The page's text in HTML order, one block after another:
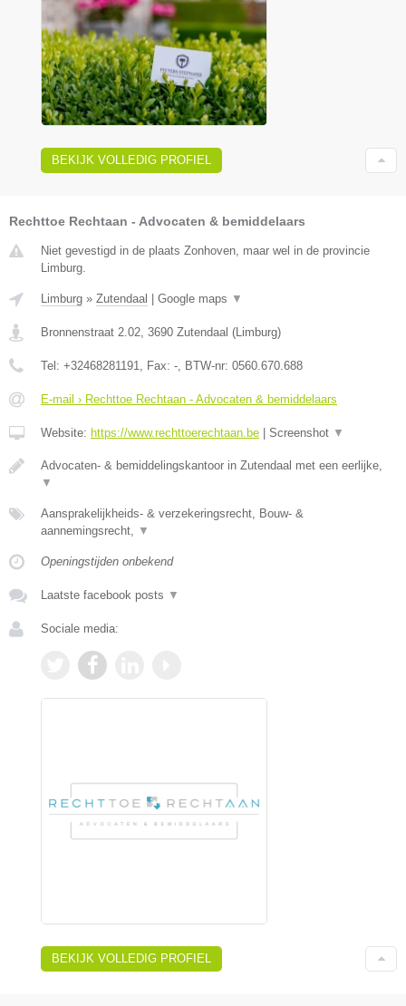
BEKIJK VOLLEDIG PROFIEL
Rechttoe Rechtaan - Advocaten & bemiddelaars
Niet gevestigd in de plaats Zonhoven, maar wel in de provincie
Limburg.
Limburg » Zutendaal | Google maps ▼
Bronnenstraat 2.02 3690 Zutendaal (Limburg)
Tel: +32468281191 , Fax: - , BTW-nr: 0560.670.688
E-mail › Rechttoe Rechtaan - Advocaten & bemiddelaars
Website: https://www.rechttoerechtaan.be | Screenshot ▼
Advocaten- & bemiddelingskantoor in Zutendaal met een eerlijke,
▼
Aansprakelijkheids- & verzekeringsrecht, Bouw- &
aannemingsrecht,
▼
Openingstijden onbekend
Laatste facebook posts ▼
Sociale media:
BEKIJK VOLLEDIG PROFIEL